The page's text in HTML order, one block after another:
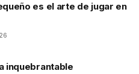
es el arte de jugar en
inquebrantable